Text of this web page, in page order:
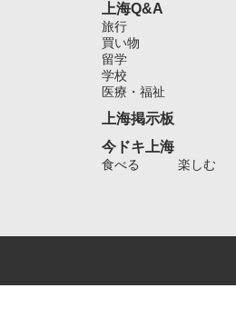
上海Q&A
旅行
買い物
留学
学校
医療・福祉
上海掲示板
今ドキ上海
食べる 楽しむ